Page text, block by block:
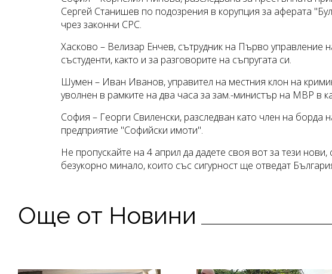
Сергей Станишев по подозрения в корупция за аферата
чрез законни СРС.
Хасково – Велизар Енчев, сътрудник на Първо управление
състуденти, както и за разговорите на съпругата си.
Шумен – Иван Иванов, управител на местния клон на
уволнен в рамките на два часа за зам.-министър на МВР в
София – Георги Свиленски, разследван като член на борда
предприятие "Софийски имоти".
Не пропускайте на 4 април да дадете своя вот за тези
безукорно минало, които със сигурност ще отведат
Още от Новини